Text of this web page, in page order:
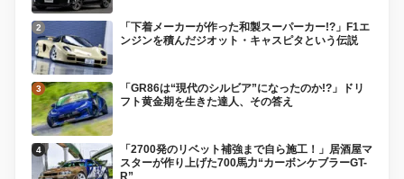
「下着メーカーが作った和製スーパーカー!?」F1エ
ンジンを積んだジオット・キャスピタという伝説
「GR86は“現代のシルビア”になったのか!?」ドリ
フト黄金期を生きた達人、その答え
「2700発のリベット補強まで自ら施工！」居酒屋マ
スターが作り上げた700馬力“カーボンケブラーGT-
R”